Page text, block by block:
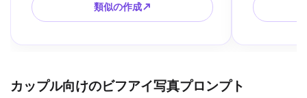
類似の作成↗
カップル向けのビフアイ写真プロンプト